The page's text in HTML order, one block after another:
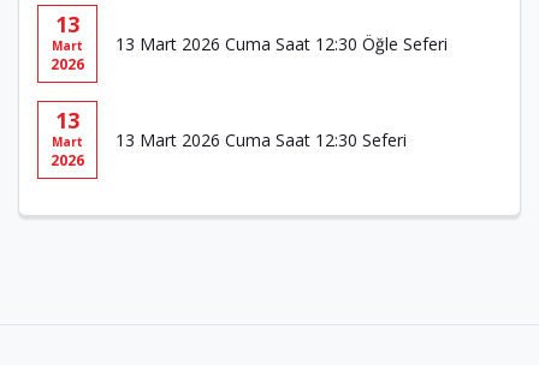
13
Mart
2026
13 Mart 2026 Cuma Saat 12:30 Öğle Seferi
13
Mart
2026
13 Mart 2026 Cuma Saat 12:30 Seferi